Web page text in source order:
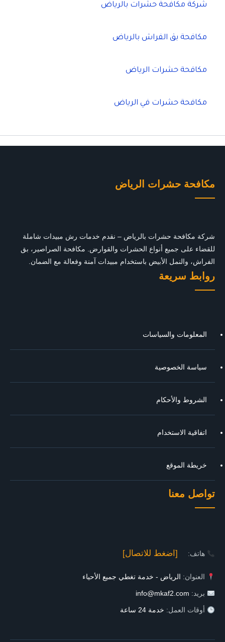
شركة مكافحة حشرات بالرياض
مكافحة بق الفراش بالرياض
مكافحة حشرات الرياض
مكافحة حشرات في الرياض
مكافحة حشرات الرياض
شركة مكافحة حشرات بالرياض – نقدم خدمات رش مبيدات شاملة
للقضاء على جميع أنواع الحشرات والقوارض. مكافحة الصراصير، بق
الفراش، والنمل الأبيض باستخدام مبيدات آمنة وفعالة مع الضمان.
روابط سريعة
المعلومات والسياسات
سياسة الخصوصية
الشروط والأحكام
اتفاقية الاستخدام
خريطة الموقع
تواصل معنا
هاتف: [اضغط للاتصال]
العنوان: الرياض - خدمة تغطي جميع الأحياء
بريد:
أوقات العمل: خدمة 24 ساعة